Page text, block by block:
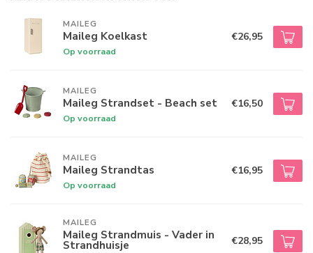
MAILEG
Maileg Koelkast
Op voorraad
€26,95
MAILEG
Maileg Strandset - Beach set
Op voorraad
€16,50
MAILEG
Maileg Strandtas
Op voorraad
€16,95
MAILEG
Maileg Strandmuis - Vader in
Strandhuisje €28,95